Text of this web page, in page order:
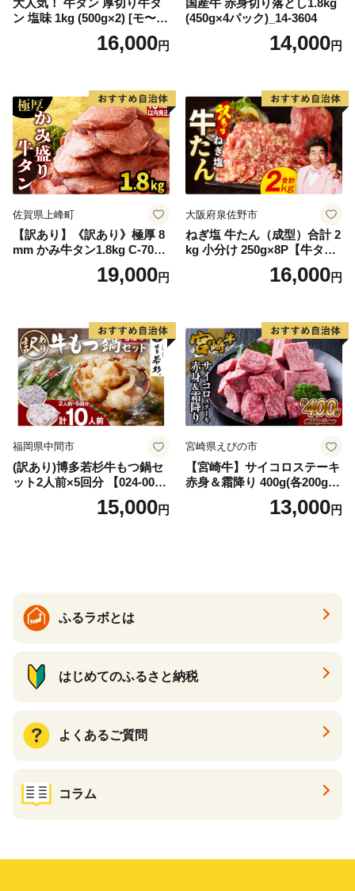
ン 塩味 1kg (500g×2) [モ〜ラ
ンド 宮城県 気仙沼市 205646
60] 肉 牛肉 精肉 牛たん 牛タ
厚切り タン
16,000円
(450g×4パック)_14-3604
14,000円
佐賀県上峰町
【訳あり】《訳あり》極厚 8
mm かみ牛タン1.8kg C-709-
19,000円
大阪府泉佐野市
ねぎ塩 牛たん（成型）合計 2
kg 小分け 250g×8P【牛タン
牛肉 焼肉用 薄切り 訳あり サ
16,000円
福岡県中間市
(訳あり)博多若杉牛もつ鍋セ
ット2人前×5回分 【024-002
15,000円
宮崎県えびの市
【宮崎牛】サイコロステーキ
赤身＆霜降り 400g(各200g×
１P 計2P) 真空パック 冷凍
13,000円
ふるラボとは
はじめてのふるさと納税
よくあるご質問
コラム